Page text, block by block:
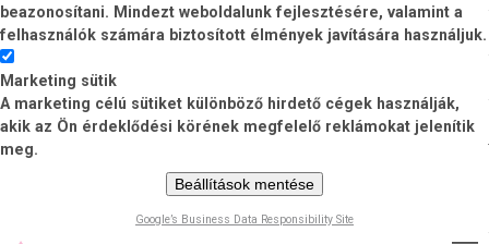
beazonosítani. Mindezt weboldalunk fejlesztésére, valamint a
felhasználók számára biztosított élmények javítására használjuk.
Marketing sütik
A marketing célú sütiket különböző hirdető cégek használják,
akik az Ön érdeklődési körének megfelelő reklámokat jelenítik
meg.
Beállítások mentése
Google’s Business Data Responsibility Site